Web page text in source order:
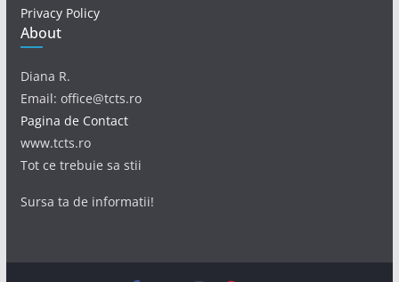
Privacy Policy
About
Diana R.
Email: office@tcts.ro
Pagina de Contact
www.tcts.ro
Tot ce trebuie sa stii
Sursa ta de informatii!